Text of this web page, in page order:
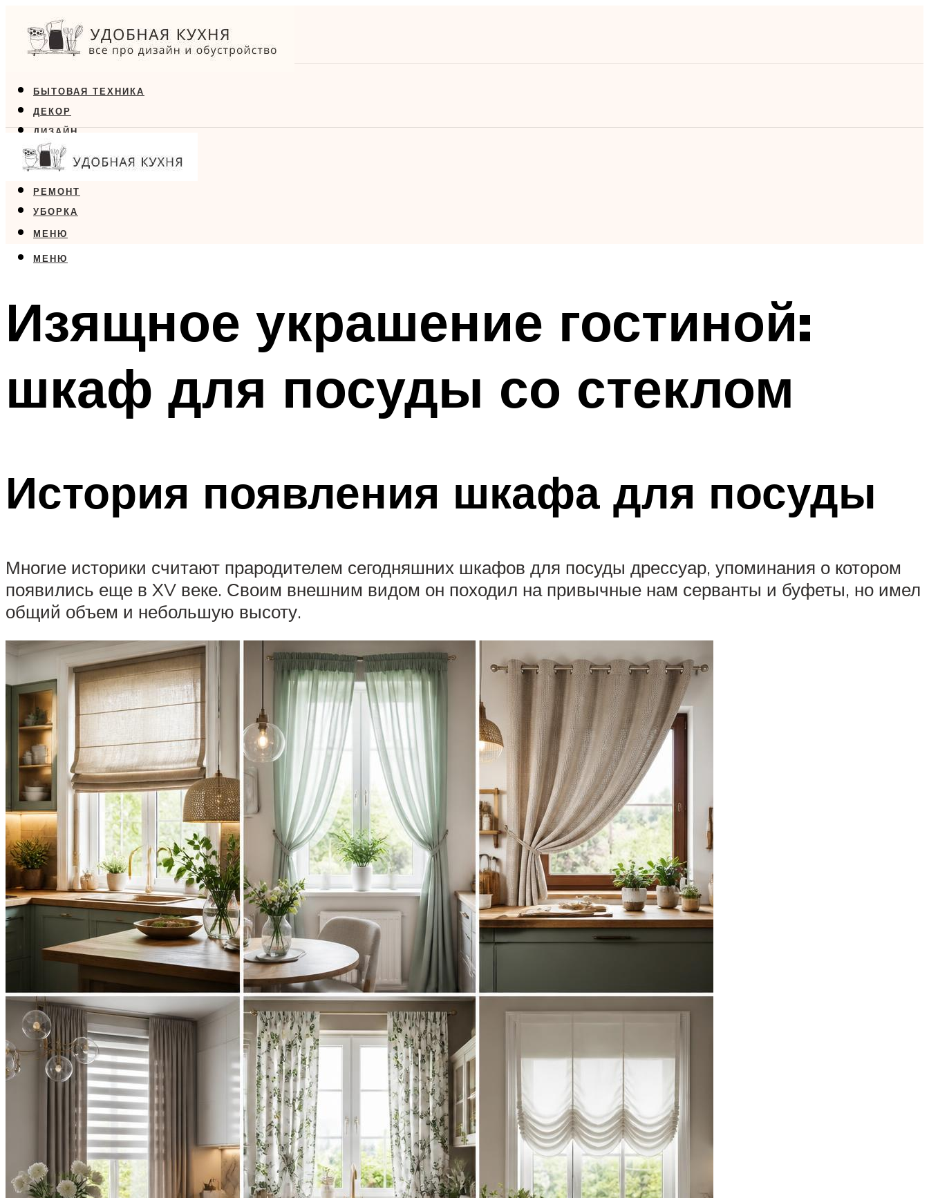
БЫТОВАЯ ТЕХНИКА
ДЕКОР
ДИЗАЙН
ЕДА
МЕБЕЛЬ
РЕМОНТ
УБОРКА
МЕНЮ
МЕНЮ
Изящное украшение гостиной:
шкаф для посуды со стеклом
История появления шкафа для посуды
Многие историки считают прародителем сегодняшних шкафов для посуды дрессуар, упоминания о котором
появились еще в XV веке. Своим внешним видом он походил на привычные нам серванты и буфеты, но имел
общий объем и небольшую высоту.